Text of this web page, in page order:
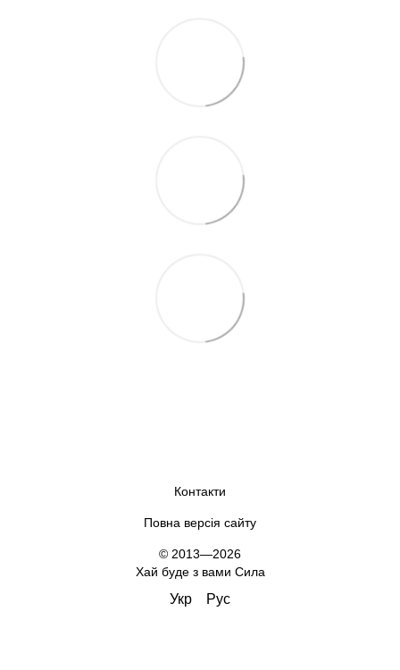
Контакти
Повна версія сайту
© 2013—2026
Хай буде з вами Сила
Укр Рус